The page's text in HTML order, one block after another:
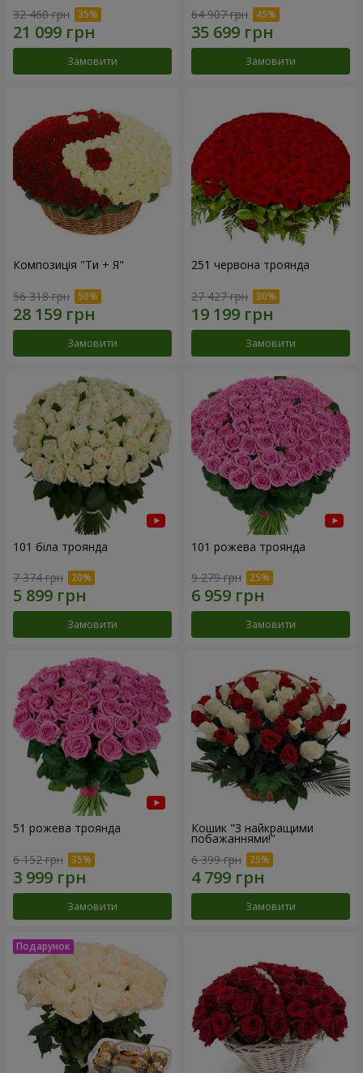
32 460 грн
Замовити
64 907 грн
Замовити
Композиція "Ти + Я"
56 318 грн
Замовити
251 червона троянда
27 427 грн
Замовити
101 біла троянда
7 374 грн
Замовити
101 рожева троянда
9 279 грн
Замовити
51 рожева троянда
6 152 грн
Замовити
Кошик "З найкращими
побажаннями!"
6 399 грн
Замовити